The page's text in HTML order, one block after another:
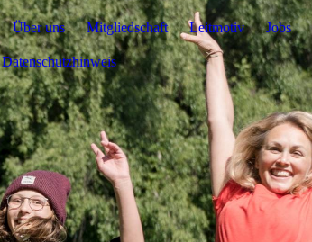
Über uns Mitgliedschaft Leitmotiv Jobs
Datenschutzhinweis